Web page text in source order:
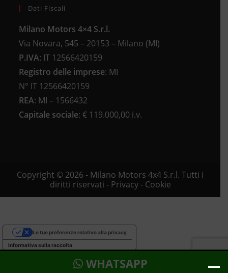
Dati Fiscali
Milano Motors 4×4 S.r.l.
Via Novara, 545 – 20153 – Milano (MI)
P.IVA: IT 12566420159
Registro delle imprese: MI
N° IT 12566420159
REA: MI – 1566432
Capitale sociale: € 119.000,00 i.v.
Copyright © 2026 - Milano Motors 4x4 S.r.l. Tutti i
diritti riservati - Privacy- Cookie
WHATSAPP
Informativa sulla raccolta
Le tue preferenze relative alla privacy